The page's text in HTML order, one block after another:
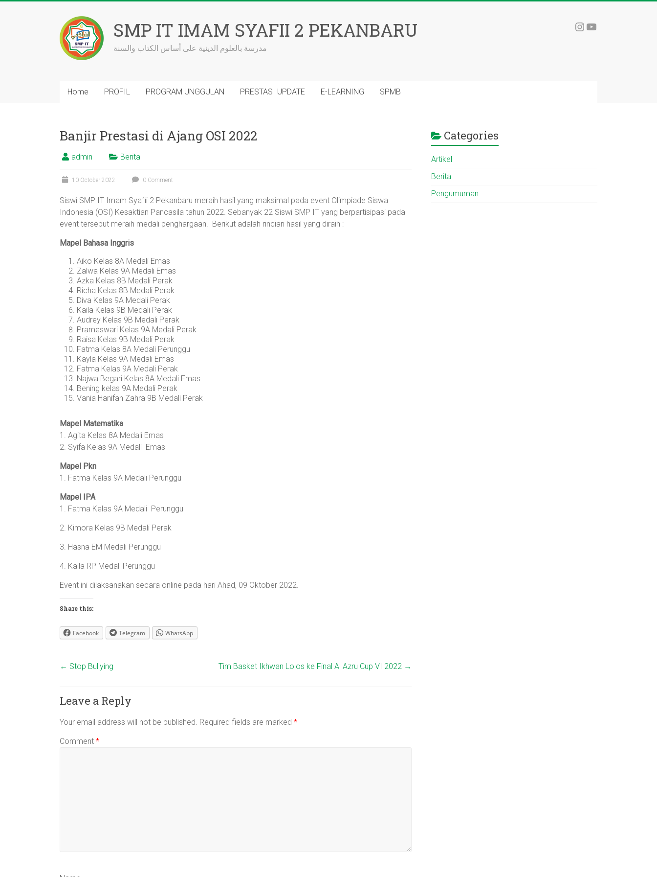
SMP IT IMAM SYAFII 2 PEKANBARU
مدرسة بالعلوم الدينية على أساس الكتاب والسنة
Instagram
YouTube
Home PROFIL PROGRAM UNGGULAN PRESTASI UPDATE E-LEARNING SPMB
Banjir Prestasi di Ajang OSI 2022
admin Berita
10 October 2022 0 Comment
Siswi SMP IT Imam Syafii 2 Pekanbaru meraih hasil yang maksimal pada event Olimpiade Siswa
Indonesia (OSI) Kesaktian Pancasila tahun 2022. Sebanyak 22 Siswi SMP IT yang berpartisipasi pada
event tersebut meraih medali penghargaan. Berikut adalah rincian hasil yang diraih :
Mapel Bahasa Inggris
Aiko Kelas 8A Medali Emas
Zalwa Kelas 9A Medali Emas
Azka Kelas 8B Medali Perak
Richa Kelas 8B Medali Perak
Diva Kelas 9A Medali Perak
Kaila Kelas 9B Medali Perak
Audrey Kelas 9B Medali Perak
Prameswari Kelas 9A Medali Perak
Raisa Kelas 9B Medali Perak
Fatma Kelas 8A Medali Perunggu
Kayla Kelas 9A Medali Emas
Fatma Kelas 9A Medali Perak
Najwa Begari Kelas 8A Medali Emas
Bening kelas 9A Medali Perak
Vania Hanifah Zahra 9B Medali Perak
Mapel Matematika
1. Agita Kelas 8A Medali Emas
2. Syifa Kelas 9A Medali Emas
Mapel Pkn
1. Fatma Kelas 9A Medali Perunggu
Mapel IPA
1. Fatma Kelas 9A Medali Perunggu
2. Kimora Kelas 9B Medali Perak
3. Hasna EM Medali Perunggu
4. Kaila RP Medali Perunggu
Event ini dilaksanakan secara online pada hari Ahad, 09 Oktober 2022.
Share this:
Facebook Telegram WhatsApp
← Stop Bullying Tim Basket Ikhwan Lolos ke Final Al Azru Cup VI 2022 →
Leave a Reply
Your email address will not be published. Required fields are marked *
Comment *
Categories
Artikel
Berita
Pengumuman